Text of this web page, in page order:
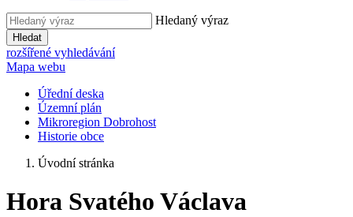
Hledaný výraz
Hledat
rozšířené vyhledávání
Mapa webu
Úřední deska
Územní plán
Mikroregion Dobrohost
Historie obce
Úvodní stránka
Hora Svatého Václava